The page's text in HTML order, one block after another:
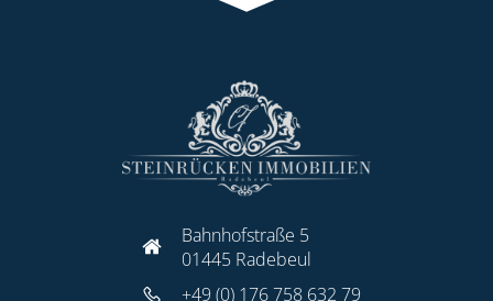
Bahnhofstraße 5
01445 Radebeul
+49 (0) 176 758 632 79